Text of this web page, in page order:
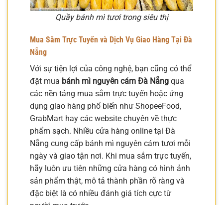
Quầy bánh mì tươi trong siêu thị
Mua Sắm Trực Tuyến và Dịch Vụ Giao Hàng Tại Đà
Nẵng
Với sự tiện lợi của công nghệ, bạn cũng có thể
đặt mua bánh mì nguyên cám Đà Nẵng qua
các nền tảng mua sắm trực tuyến hoặc ứng
dụng giao hàng phổ biến như ShopeeFood,
GrabMart hay các website chuyên về thực
phẩm sạch. Nhiều cửa hàng online tại Đà
Nẵng cung cấp bánh mì nguyên cám tươi mỗi
ngày và giao tận nơi. Khi mua sắm trực tuyến,
hãy luôn ưu tiên những cửa hàng có hình ảnh
sản phẩm thật, mô tả thành phần rõ ràng và
đặc biệt là có nhiều đánh giá tích cực từ